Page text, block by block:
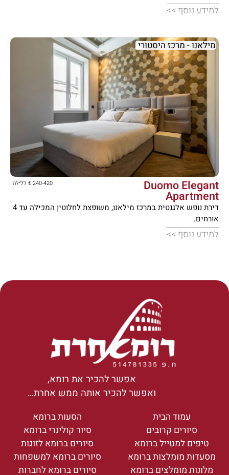
למידע נוסף >>




Duomo Elegant
Apartment
240-420 € ללילה
דירת נופש אלגנטית במרכז מילאנו, משופצת לחלוטין המכילה עד 4
אורחים.
למידע נוסף >>
מילאנו - מרכז היסטורי
אפשר להכיר את רומא,
ואפשר להכיר אותה ממש אחרת…
עמוד הבית
סיורים קרובים
טיפים למטייל ברומא
מסעדות מומלצות ברומא
מלונות מומלצים ברומא
הסעות ברומא
סיור קולינרי ברומא
סיורים ברומא לזוגות
סיורים ברומא למשפחות
סיורים ברומא לחברות